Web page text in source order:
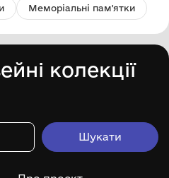
Меморіальні пам'ятки
колекції